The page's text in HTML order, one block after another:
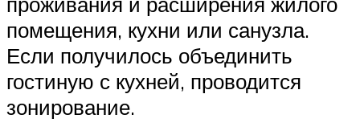
помещения, кухни или санузла.
Если получилось объединить
гостиную с кухней, проводится
зонирование.